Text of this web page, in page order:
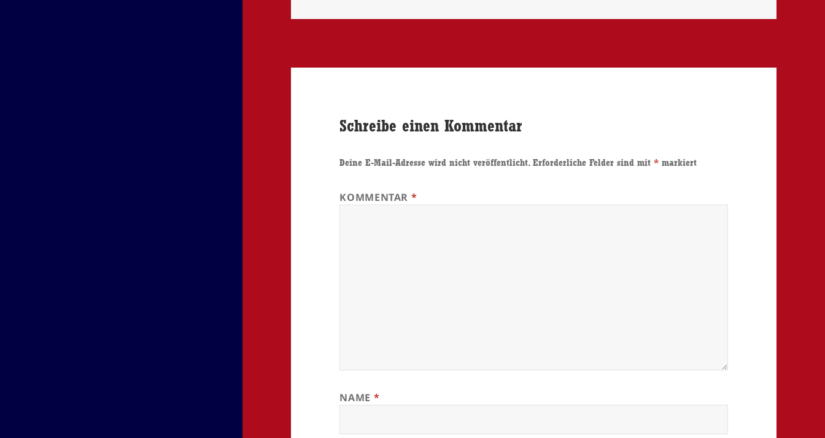
Schreibe einen Kommentar
Deine E-Mail-Adresse wird nicht veröffentlicht. Erforderliche Felder sind mit* markiert
KOMMENTAR *
NAME *